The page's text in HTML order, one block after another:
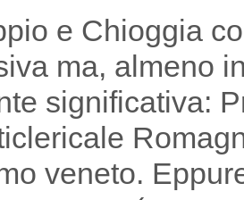
e Chioggia
ma, almeno
significativa:
veneto.